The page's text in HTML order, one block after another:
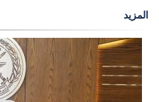
المزيد